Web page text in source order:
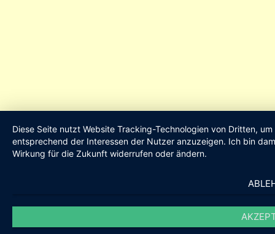
Diese Seite nutzt Website Tracking-Technologien von Dritten,
entsprechend der Interessen der Nutzer anzuzeigen. Ich bin
Wirkung für die Zukunft widerrufen oder ändern.